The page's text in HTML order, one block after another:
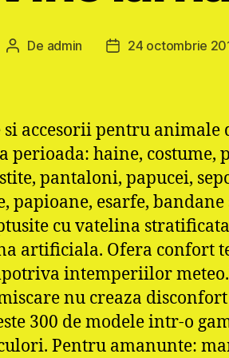
Autor
De admin
Dată24 octombrie
accesorii pentru animale
perioada: haine, costume,
pantaloni, papucei,
papioane, esarfe,
cu vatelina
artificiala. Ofera confort
intemperiilor
nu creaza
300 de modele intr-o
Pentru amanunte: